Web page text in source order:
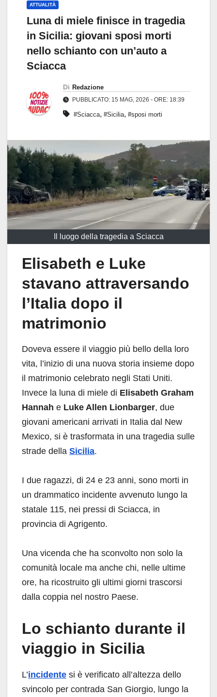
ATTUALITÀ
Luna di miele finisce in tragedia
in Sicilia: giovani sposi morti
nello schianto con un’auto a
Sciacca
Di Redazione
PUBBLICATO: 15 MAG, 2026 - ORE: 18:39
#Sciacca, #Sicilia, #sposi morti
Il luogo della tragedia a Sciacca
Elisabeth e Luke
stavano attraversando
l’Italia dopo il
matrimonio
Doveva essere il viaggio più bello della loro
vita, l’inizio di una nuova storia insieme dopo
il matrimonio celebrato negli Stati Uniti.
Invece la luna di miele di Elisabeth Graham
Hannah e Luke Allen Lionbarger, due
giovani americani arrivati in Italia dal New
Mexico, si è trasformata in una tragedia sulle
strade della Sicilia.
I due ragazzi, di 24 e 23 anni, sono morti in
un drammatico incidente avvenuto lungo la
statale 115, nei pressi di Sciacca, in
provincia di Agrigento.
Una vicenda che ha sconvolto non solo la
comunità locale ma anche chi, nelle ultime
ore, ha ricostruito gli ultimi giorni trascorsi
dalla coppia nel nostro Paese.
Lo schianto durante il
viaggio in Sicilia
L’incidente si è verificato all’altezza dello
svincolo per contrada San Giorgio, lungo la